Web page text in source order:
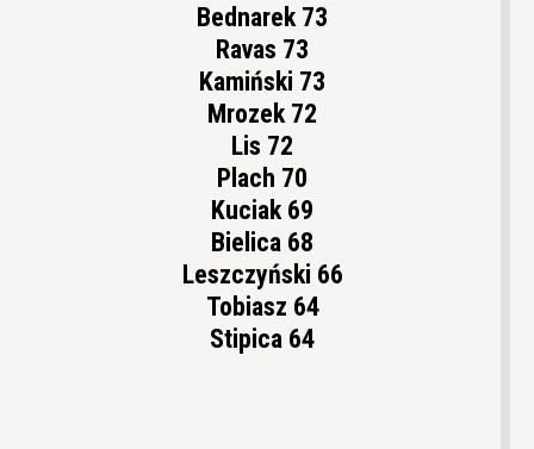
Bednarek 73
Ravas 73
Kamiński 73
Mrozek 72
Lis 72
Plach 70
Kuciak 69
Bielica 68
Leszczyński 66
Tobiasz 64
Stipica 64